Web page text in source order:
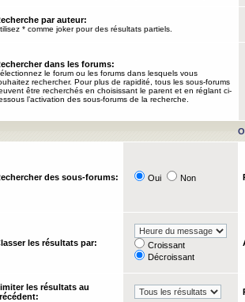
par auteur:
* comme joker pour des résultats partiels.
dans les forums:
le forum ou les forums dans lesquels vous
rechercher. Pour plus de rapidité, tous les sous-forums
être recherchés en choisissant le parent et en réglant ci-
l’activation des sous-forums de la recherche.
des sous-forums: Oui Non
les résultats par:
Croissant
Décroissant
les résultats au